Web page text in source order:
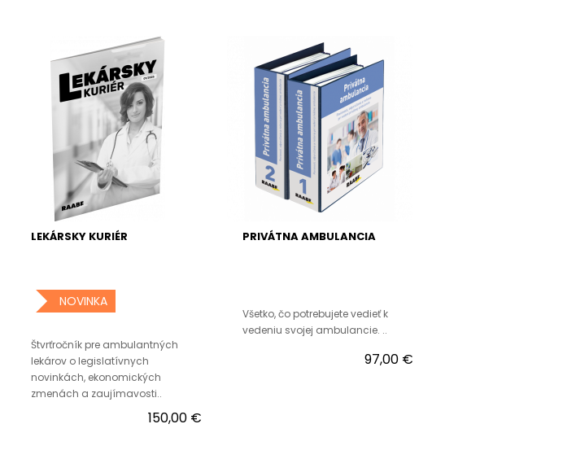
LEKÁRSKY KURIÉR
NOVINKA
Štvrťročník pre ambulantných
lekárov o legislatívnych
novinkách, ekonomických
zmenách a zaujímavosti..
150,00 €
PRIVÁTNA AMBULANCIA
Všetko, čo potrebujete vedieť k
vedeniu svojej ambulancie. ..
97,00 €